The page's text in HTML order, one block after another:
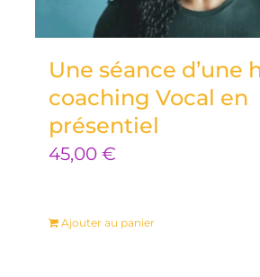
Une séance d’une
coaching Vocal en
présentiel
45,00 €
Ajouter au panier